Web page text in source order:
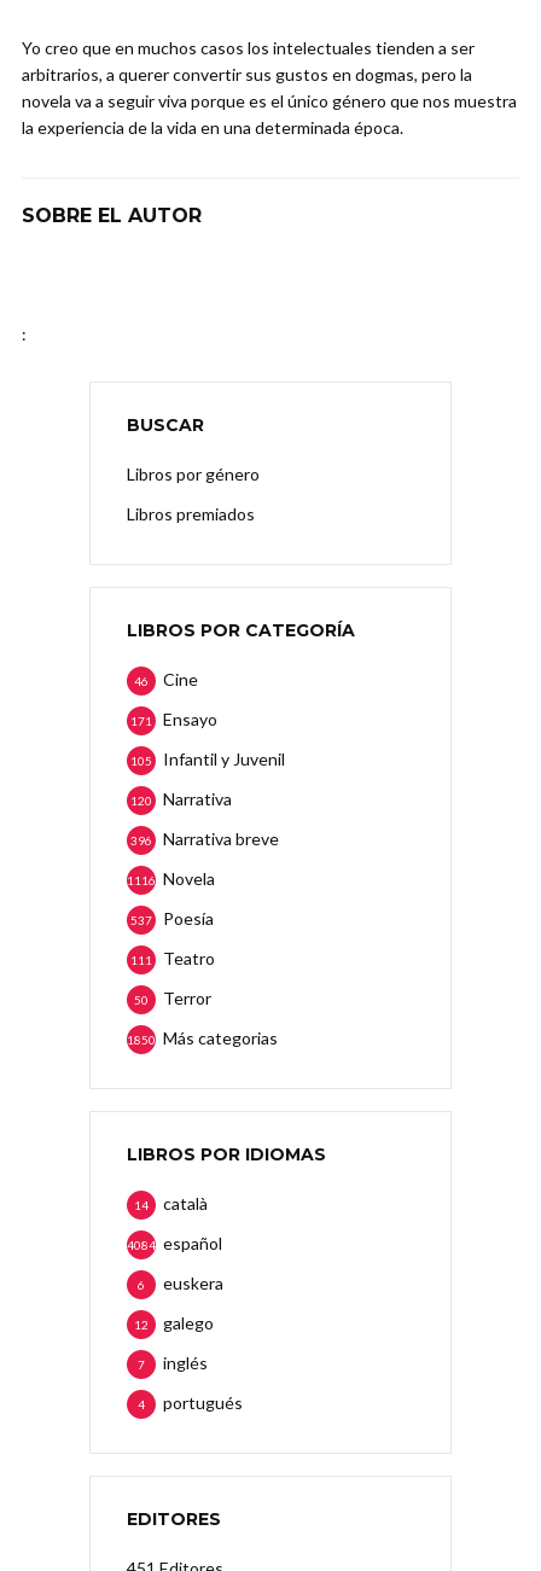
Yo creo que en muchos casos los intelectuales tienden a ser
arbitrarios, a querer convertir sus gustos en dogmas, pero la
novela va a seguir viva porque es el único género que nos muestra
la experiencia de la vida en una determinada época.
SOBRE EL AUTOR
:
BUSCAR
Libros por género
Libros premiados
LIBROS POR CATEGORÍA
Cine
46
Ensayo
171
Infantil y Juvenil
105
Narrativa
120
Narrativa breve
396
Novela
1116
Poesía
537
Teatro
111
Terror
50
Más categorias
1850
LIBROS POR IDIOMAS
català
14
español
4084
euskera
6
galego
12
inglés
7
portugués
4
EDITORES